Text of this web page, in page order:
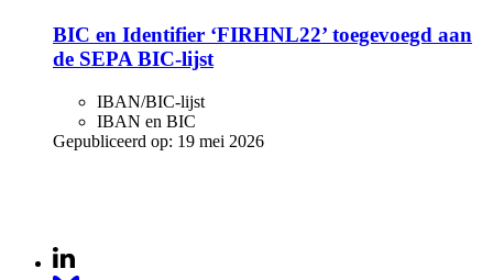
BIC en Identifier ‘FIRHNL22’ toegevoegd aan
de SEPA BIC-lijst
IBAN/BIC-lijst
IBAN en BIC
Gepubliceerd op: 19 mei 2026